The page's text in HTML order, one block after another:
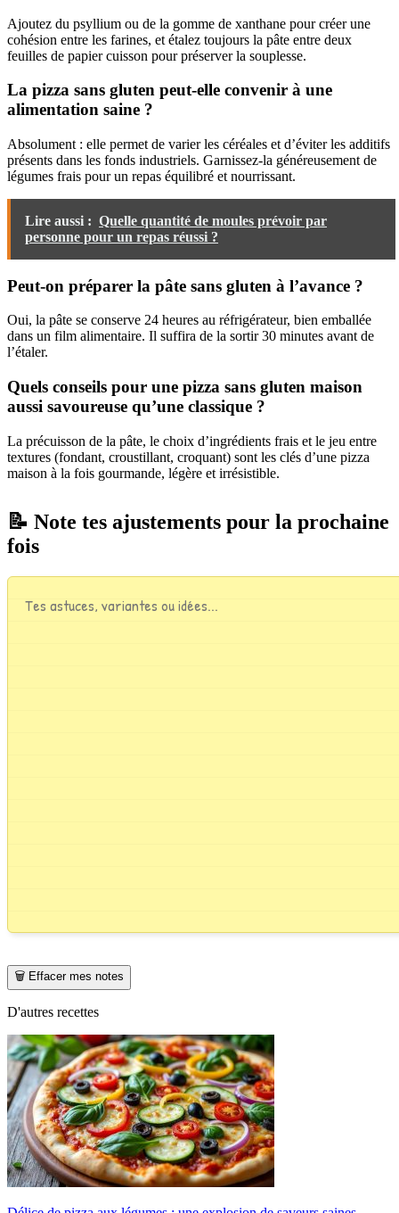
Ajoutez du psyllium ou de la gomme de xanthane pour créer une
cohésion entre les farines, et étalez toujours la pâte entre deux
feuilles de papier cuisson pour préserver la souplesse.
La pizza sans gluten peut-elle convenir à une
alimentation saine ?
Absolument : elle permet de varier les céréales et d’éviter les additifs
présents dans les fonds industriels. Garnissez-la généreusement de
légumes frais pour un repas équilibré et nourrissant.
Lire aussi : Quelle quantité de moules prévoir par
personne pour un repas réussi ?
Peut-on préparer la pâte sans gluten à l’avance ?
Oui, la pâte se conserve 24 heures au réfrigérateur, bien emballée
dans un film alimentaire. Il suffira de la sortir 30 minutes avant de
l’étaler.
Quels conseils pour une pizza sans gluten maison
aussi savoureuse qu’une classique ?
La précuisson de la pâte, le choix d’ingrédients frais et le jeu entre
textures (fondant, croustillant, croquant) sont les clés d’une pizza
maison à la fois gourmande, légère et irrésistible.
📝 Note tes ajustements pour la prochaine
fois
🗑️ Effacer mes notes
D'autres recettes